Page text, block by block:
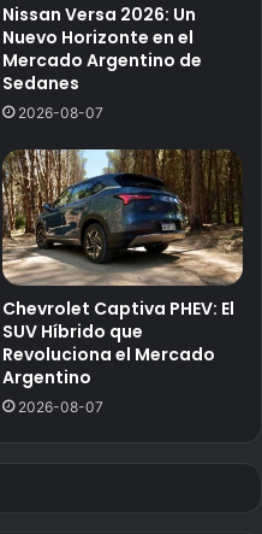
Nissan Versa 2026: Un
Nuevo Horizonte en el
Mercado Argentino de
Sedanes
2026-08-07
Chevrolet Captiva PHEV: El
SUV Híbrido que
Revoluciona el Mercado
Argentino
2026-08-07